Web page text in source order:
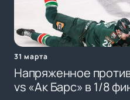
31 марта
Напряженное
vs «Ак Барс» в 1/8